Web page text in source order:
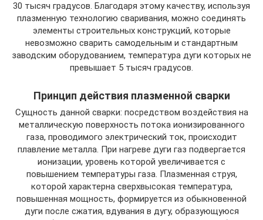
30 тысяч градусов. Благодаря этому качеству, используя
плазменную технологию сваривания, можно соединять
элементы строительных конструкций, которые
невозможно сварить самодельным и стандартным
заводским оборудованием, температура дуги которых не
превышает 5 тысяч градусов.
Принцип действия плазменной сварки
Сущность данной сварки: посредством воздействия на
металлическую поверхность потока ионизированного
газа, проводимого электрический ток, происходит
плавление металла. При нагреве дуги газ подвергается
ионизации, уровень которой увеличивается с
повышением температуры газа. Плазменная струя,
которой характерна сверхвысокая температура,
повышенная мощность, формируется из обыкновенной
дуги после сжатия, вдувания в дугу, образующуюся